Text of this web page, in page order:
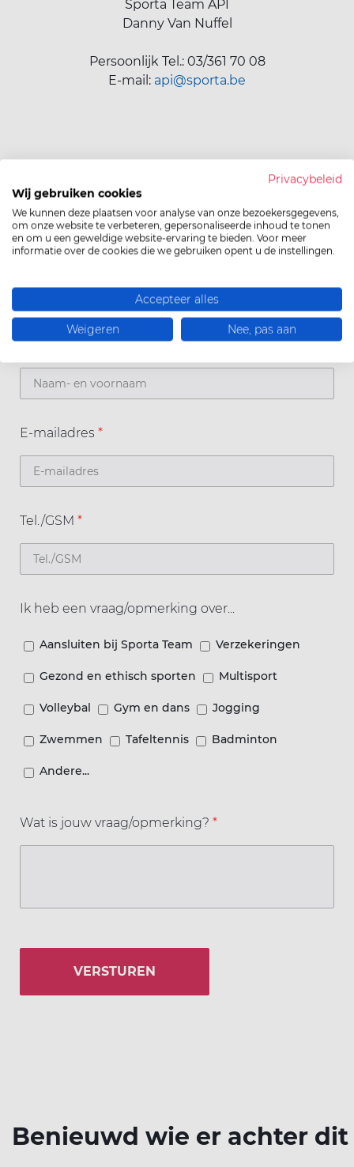
Sporta Team API
Danny Van Nuffel
Persoonlijk Tel.: 03/361 70 08
E-mail: api@sporta.be
OF LAAT HIER JE
‌BERICHT ACHTER:
Naam- en voornaam*
E-mailadres *
Tel./GSM *
Ik heb een vraag/opmerking over...
Aansluiten bij Sporta Team Verzekeringen
Gezond en ethisch sporten Multisport
Volleybal Gym en dans Jogging
Zwemmen Tafeltennis Badminton
Andere...
Wat is jouw vraag/opmerking? *
VERSTUREN
Benieuwd wie er achter dit
Privacybeleid
Wij gebruiken cookies
We kunnen deze plaatsen voor analyse van onze bezoekersgegevens,
om onze website te verbeteren, gepersonaliseerde inhoud te tonen
en om u een geweldige website-ervaring te bieden. Voor meer
informatie over de cookies die we gebruiken opent u de instellingen.
Accepteer alles
Weigeren Nee, pas aan